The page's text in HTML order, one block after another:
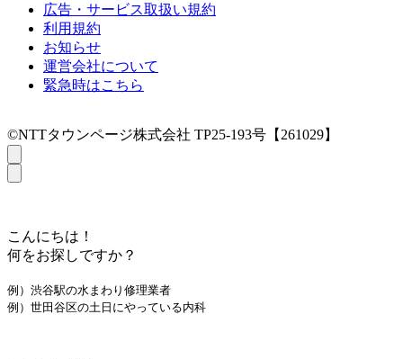
広告・サービス取扱い規約
利用規約
お知らせ
運営会社について
緊急時はこちら
©NTTタウンページ株式会社 TP25-193号【261029】
こんにちは！
何をお探しですか？
例）渋谷駅の水まわり修理業者
例）世田谷区の土日にやっている内科